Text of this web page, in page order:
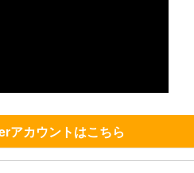
アカウントはこちら